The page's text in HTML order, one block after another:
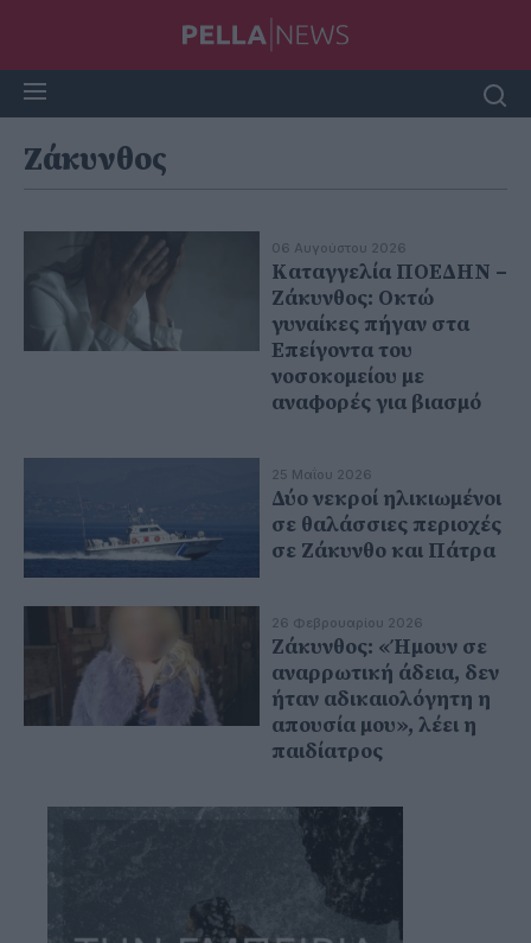
Ζάκυνθος
06 Αυγούστου 2026
Καταγγελία ΠΟΕΔΗΝ –
Ζάκυνθος: Οκτώ
γυναίκες πήγαν στα
Επείγοντα του
νοσοκομείου με
αναφορές για βιασμό
25 Μαΐου 2026
Δύο νεκροί ηλικιωμένοι
σε θαλάσσιες περιοχές
σε Ζάκυνθο και Πάτρα
26 Φεβρουαρίου 2026
Ζάκυνθος: «Ήμουν σε
αναρρωτική άδεια, δεν
ήταν αδικαιολόγητη η
απουσία μου», λέει η
παιδίατρος